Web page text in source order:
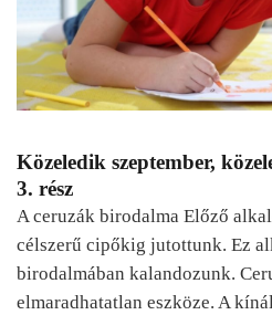
Közeledik szeptember,
3. rész
A ceruzák birodalma Előző
célszerű cipőkig jutottunk. Ez
birodalmában kalandozunk.
elmaradhatatlan eszköze. A